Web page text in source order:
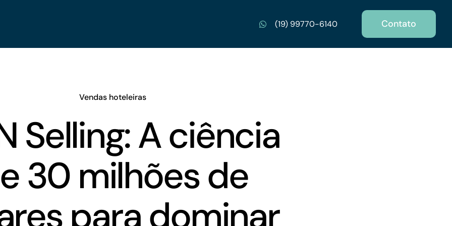
(19) 99770-6140 Contato
Vendas hoteleiras
Selling: A ciência
30 milhões de
para dominar